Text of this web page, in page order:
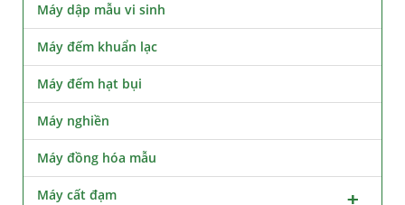
Máy dập mẫu vi sinh
Máy đếm khuẩn lạc
Máy đếm hạt bụi
Máy nghiền
Máy đồng hóa mẫu
Máy cất đạm